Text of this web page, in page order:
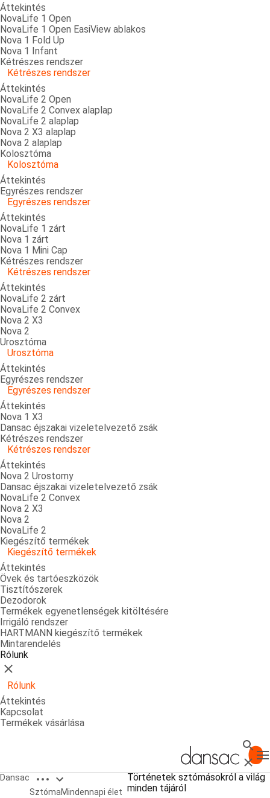
Áttekintés
NovaLife 1 Open
NovaLife 1 Open EasiView ablakos
Nova 1 Fold Up
Nova 1 Infant
Kétrészes rendszer
Kétrészes rendszer
Áttekintés
NovaLife 2 Open
NovaLife 2 Convex alaplap
NovaLife 2 alaplap
Nova 2 X3 alaplap
Nova 2 alaplap
Kolosztóma
Kolosztóma
Áttekintés
Egyrészes rendszer
Egyrészes rendszer
Áttekintés
NovaLife 1 zárt
Nova 1 zárt
Nova 1 Mini Cap
Kétrészes rendszer
Kétrészes rendszer
Áttekintés
NovaLife 2 zárt
NovaLife 2 Convex
Nova 2 X3
Nova 2
Urosztóma
Urosztóma
Áttekintés
Egyrészes rendszer
Egyrészes rendszer
Áttekintés
Nova 1 X3
Dansac éjszakai vizeletelvezető zsák
Kétrészes rendszer
Kétrészes rendszer
Áttekintés
Nova 2 Urostomy
Dansac éjszakai vizeletelvezető zsák
NovaLife 2 Convex
Nova 2 X3
Nova 2
NovaLife 2
Kiegészítő termékek
Kiegészítő termékek
Áttekintés
Övek és tartóeszközök
Tisztítószerek
Dezodorok
Termékek egyenetlenségek kitöltésére
Irrigáló rendszer
HARTMANN kiegészítő termékek
Mintarendelés
Rólunk
Bezárás
Rólunk
Áttekintés
Kapcsolat
Termékek vásárlása
Dansac Open breadcrumbs
SztómaMindennapi élet
Történetek sztómásokról a világ
minden tájáról
Most rövidnadrág van rajtam!